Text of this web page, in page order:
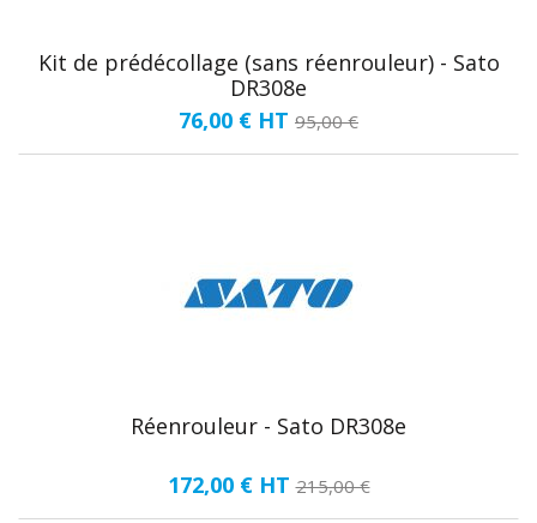
Kit de prédécollage (sans réenrouleur) - Sato
DR308e
76,00 € HT 95,00 €
Réenrouleur - Sato DR308e
172,00 € HT 215,00 €